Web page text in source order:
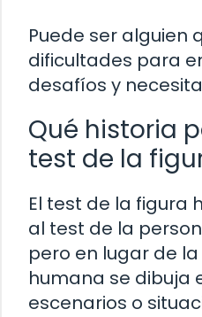
Puede ser alguien
dificultades para
desafíos y
Qué historia
test de la
El test de la figura
al test de la
pero en lugar de
humana se dibuja
escenarios o